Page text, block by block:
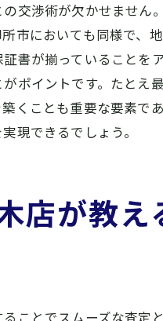
買取依頼
高価買取
成功事例
御所市での買
事前準備
査定後の
交渉術が欠かせませ
市においても同様で、
書が揃っていることを
ポイントです。たと
くことも重要な要素
現できるでしょう。
店が教
ことでスムーズな査定